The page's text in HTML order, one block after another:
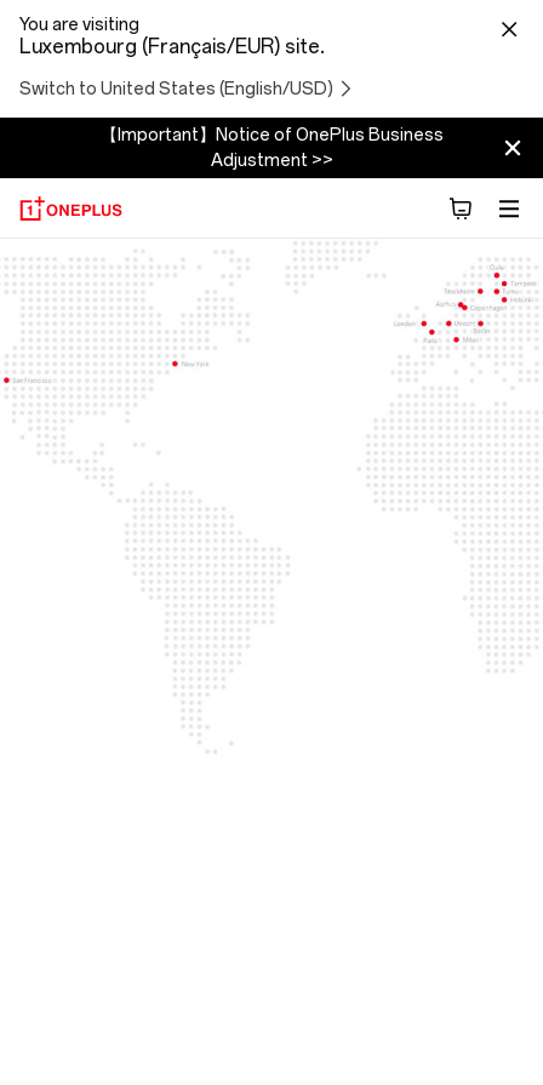
You are visiting
Luxembourg (Français/EUR) site.
Switch to United States (English/USD)
【Important】Notice of OnePlus Business
Adjustment >>